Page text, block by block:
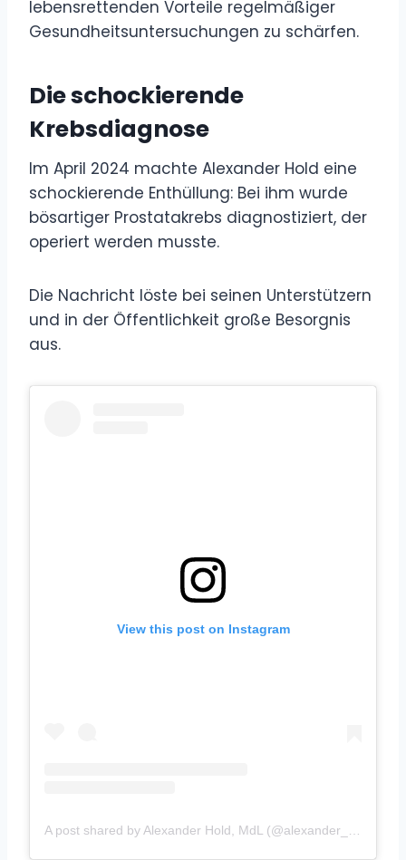
lebensrettenden Vorteile regelmäßiger
Gesundheitsuntersuchungen zu schärfen.
Die schockierende
Krebsdiagnose
Im April 2024 machte Alexander Hold eine
schockierende Enthüllung: Bei ihm wurde
bösartiger Prostatakrebs diagnostiziert, der
operiert werden musste.
Die Nachricht löste bei seinen Unterstützern
und in der Öffentlichkeit große Besorgnis
aus.
View this post on Instagram
A post shared by Alexander Hold, MdL (@alexander_hold_mdl)